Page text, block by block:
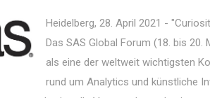
Heidelberg, 28. April 2021 -
Das SAS Global Forum (18. bis 20.
als eine der weltweit wichtigsten
rund um Analytics und künstliche